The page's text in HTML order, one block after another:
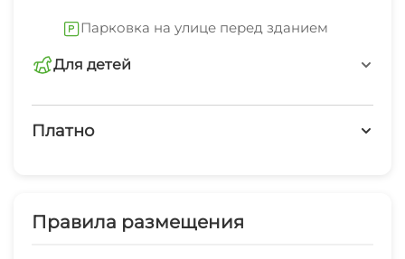
помывочная, комната отдыха).2-комнатная
квартира капитальный ремонт «под евро» и
после 14:00, отъезд до 12:00
Парковка на улице перед зданием
Для детей
детская площадка
Платно
Правила размещения